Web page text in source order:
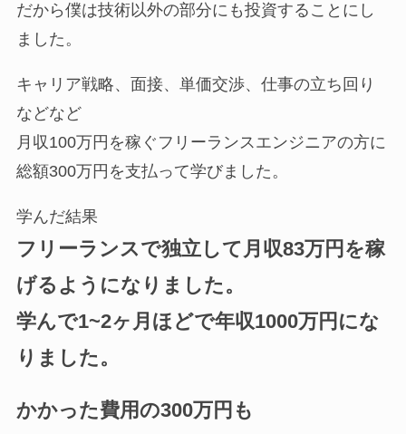
だから僕は技術以外の部分にも投資することにし
ました。
キャリア戦略、面接、単価交渉、仕事の立ち回り
などなど
月収100万円を稼ぐフリーランスエンジニアの方に
総額300万円を支払って学びました。
学んだ結果
フリーランスで独立して月収83万円を稼
げるようになりました。
学んで1~2ヶ月ほどで年収1000万円にな
りました。
かかった費用の300万円も